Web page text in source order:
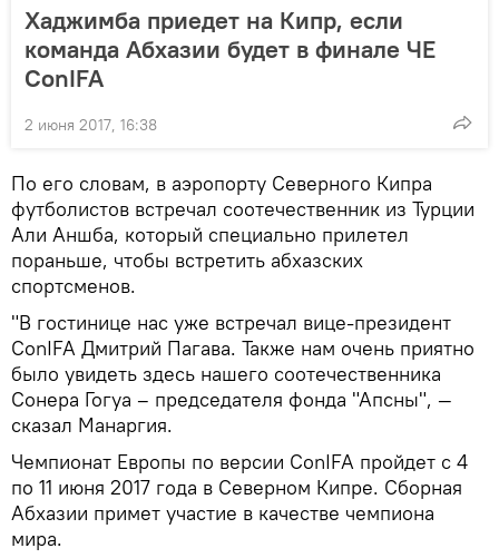
Хаджимба приедет на Кипр, если
команда Абхазии будет в финале ЧЕ
ConIFA
2 июня 2017, 16:38
По его словам, в аэропорту Северного Кипра
футболистов встречал соотечественник из Турции
Али Аншба, который специально прилетел
пораньше, чтобы встретить абхазских
спортсменов.
"В гостинице нас уже встречал вице-президент
ConIFA Дмитрий Пагава. Также нам очень приятно
было увидеть здесь нашего соотечественника
Сонера Гогуа – председателя фонда "Апсны", —
сказал Манаргия.
Чемпионат Европы по версии ConIFA пройдет с 4
по 11 июня 2017 года в Северном Кипре. Сборная
Абхазии примет участие в качестве чемпиона
мира.